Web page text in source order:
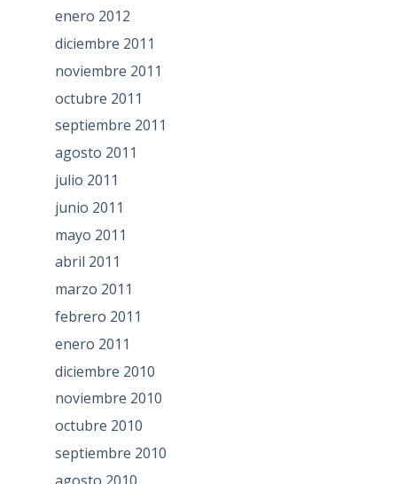
enero 2012
diciembre 2011
noviembre 2011
octubre 2011
septiembre 2011
agosto 2011
julio 2011
junio 2011
mayo 2011
abril 2011
marzo 2011
febrero 2011
enero 2011
diciembre 2010
noviembre 2010
octubre 2010
septiembre 2010